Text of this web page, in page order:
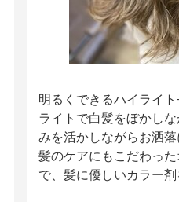
明るくできるハイライ
ライトで白髪をぼかし
みを活かしながらお洒
髪のケアにもこだわっ
で、髪に優しいカラー剤